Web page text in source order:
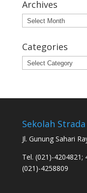
Archives
Archives
Categories
Categories
Sekolah Strada
Jl. Gunung Sahari
Tel. (021)-4204821;
(021)-4258809